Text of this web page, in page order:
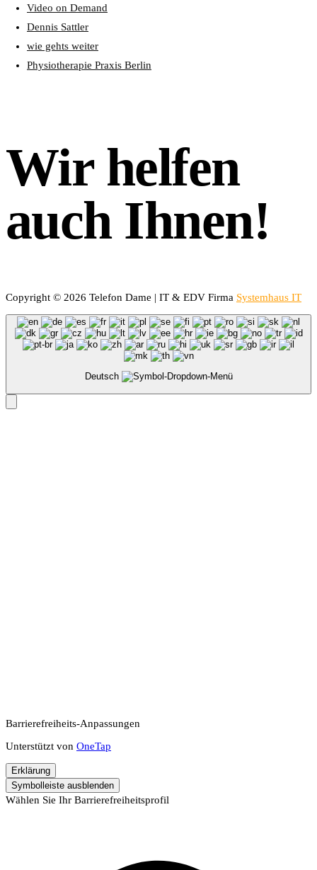
Video on Demand
Dennis Sattler
wie gehts weiter
Physiotherapie Praxis Berlin
Wir helfen
auch Ihnen!
Copyright © 2026 Telefon Dame | IT & EDV Firma Systemhaus IT
Deutsch
Barrierefreiheits-Anpassungen
Unterstützt von OneTap
Erklärung
Symbolleiste ausblenden
Wählen Sie Ihr Barrierefreiheitsprofil